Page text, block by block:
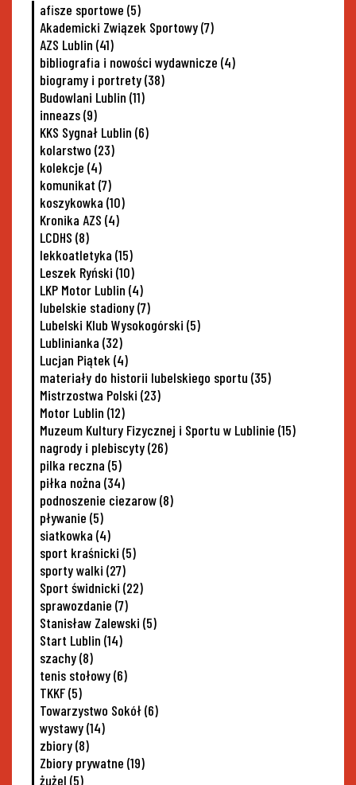
afisze sportowe (5)
Akademicki Związek Sportowy(7)
AZS Lublin (41)
bibliografia i nowości wydawnicze (4)
biogramy i portrety(38)
Budowlani Lublin (11)
inneazs(9)
KKS Sygnał Lublin (6)
kolarstwo (23)
kolekcje (4)
komunikat (7)
koszykowka (10)
Kronika AZS (4)
LCDHS (8)
lekkoatletyka (15)
Leszek Ryński (10)
LKP Motor Lublin (4)
lubelskie stadiony(7)
Lubelski Klub Wysokogórski (5)
Lublinianka (32)
Lucjan Piątek (4)
materiały do historii lubelskiego sportu (35)
Mistrzostwa Polski (23)
Motor Lublin (12)
Muzeum Kultury Fizycznej i Sportu w Lublinie (15)
nagrody i plebiscyty(26)
pilka reczna (5)
piłka nożna (34)
podnoszenie ciezarow(8)
pływanie (5)
siatkowka (4)
sport kraśnicki (5)
sporty walki (27)
Sport świdnicki (22)
sprawozdanie (7)
Stanisław Zalewski (5)
Start Lublin (14)
szachy(8)
tenis stołowy(6)
TKKF(5)
Towarzystwo Sokół(6)
wystawy(14)
zbiory(8)
Zbiory prywatne (19)
żużel (5)